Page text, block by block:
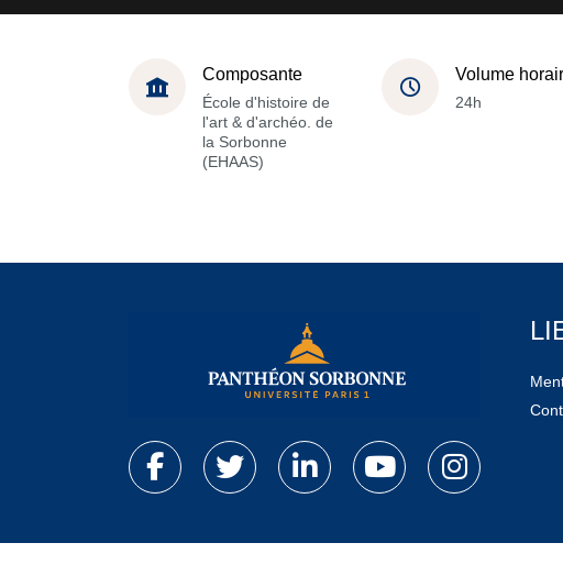
Composante
École d'histoire de
l'art & d'archéo. de
la Sorbonne
(EHAAS)
Volume
24h